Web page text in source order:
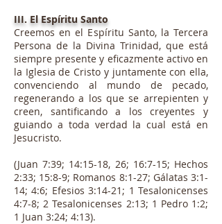
III. El Espíritu Santo
Creemos en el Espíritu Santo, la Tercera
Persona de la Divina Trinidad, que está
siempre presente y eficazmente activo en
la Iglesia de Cristo y juntamente con ella,
convenciendo al mundo de pecado,
regenerando a los que se arrepienten y
creen, santificando a los creyentes y
guiando a toda verdad la cual está en
Jesucristo.
(Juan 7:39; 14:15-18, 26; 16:7-15; Hechos
2:33; 15:8-9; Romanos 8:1-27; Gálatas 3:1-
14; 4:6; Efesios 3:14-21; 1 Tesalonicenses
4:7-8; 2 Tesalonicenses 2:13; 1 Pedro 1:2;
1 Juan 3:24; 4:13).